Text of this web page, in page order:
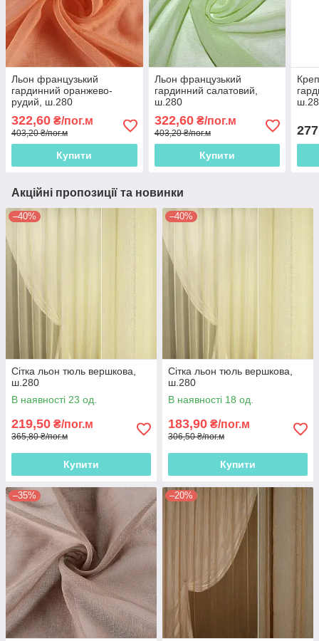
Льон французький
гардинний оранжево-
рудий, ш.280
322,60 ₴/пог.м
403,20 ₴/пог.м
Купити
Льон французький
гардинний салатовий,
ш.280
322,60₴/пог.м
403,20 ₴/пог.м
Купити
Акційні пропозиції та новинки
–40%
Сітка льон тюль вершкова,
ш.280
В наявності 23 од.
219,50 ₴/пог.м
365,80 ₴/пог.м
Купити
–40%
Сітка льон тюль вершкова,
ш.280
В наявності 18 од.
183,90 ₴/пог.м
306,50 ₴/пог.м
Купити
–35% –20%